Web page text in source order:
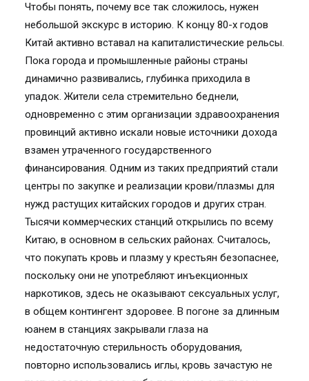
Чтобы понять, почему все так сложилось, нужен
небольшой экскурс в историю. К концу 80-х годов
Китай активно вставал на капиталистические рельсы.
Пока города и промышленные районы страны
динамично развивались, глубинка приходила в
упадок. Жители села стремительно беднели,
одновременно с этим организации здравоохранения
провинций активно искали новые источники дохода
взамен утраченного государственного
финансирования. Одним из таких предприятий стали
центры по закупке и реализации крови/плазмы для
нужд растущих китайских городов и других стран.
Тысячи коммерческих станций открылись по всему
Китаю, в основном в сельских районах. Считалось,
что покупать кровь и плазму у крестьян безопаснее,
поскольку они не употребляют инъекционных
наркотиков, здесь не оказывают сексуальных услуг,
в общем контингент здоровее. В погоне за длинным
юанем в станциях закрывали глаза на
недостаточную стерильность оборудования,
повторно использовались иглы, кровь зачастую не